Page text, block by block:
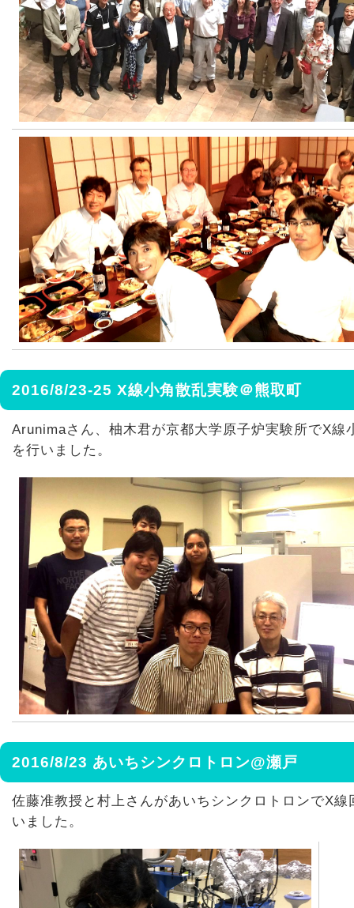
2016/8/23-25 X線小角散乱実験＠熊取町
Arunimaさん、柚木君が京都大学原子炉実験所でX線
を行いました。
2016/8/23 あいちシンクロトロン@瀬戸
佐藤准教授と村上さんがあいちシンクロトロンでX線
いました。